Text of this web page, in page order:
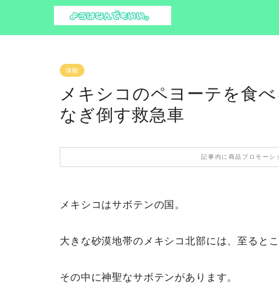
体験
メキシコのペヨーテを食
なぎ倒す救急車
記事内に商品プロモーシ
メキシコはサボテンの国。
大きな砂漠地帯のメキシコ北部には、至ると
その中に神聖なサボテンがあります。